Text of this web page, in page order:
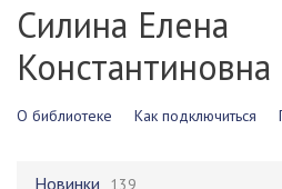
Силина Елена
Константиновна
О библиотеке Как подключиться
Новинки 139